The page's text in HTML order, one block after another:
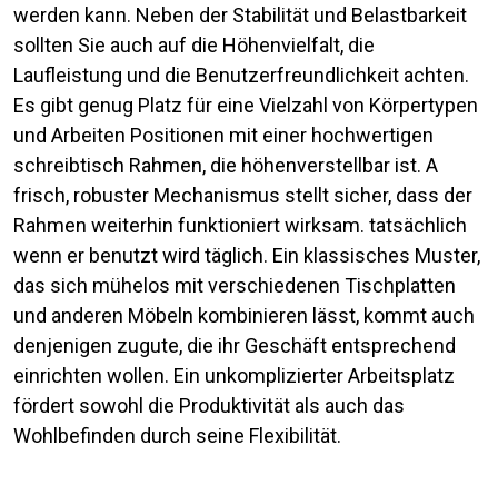
werden kann. Neben der Stabilität und Belastbarkeit
sollten Sie auch auf die Höhenvielfalt, die
Laufleistung und die Benutzerfreundlichkeit achten.
Es gibt genug Platz für eine Vielzahl von Körpertypen
und Arbeiten Positionen mit einer hochwertigen
schreibtisch Rahmen, die höhenverstellbar ist. A
frisch, robuster Mechanismus stellt sicher, dass der
Rahmen weiterhin funktioniert wirksam. tatsächlich
wenn er benutzt wird täglich. Ein klassisches Muster,
das sich mühelos mit verschiedenen Tischplatten
und anderen Möbeln kombinieren lässt, kommt auch
denjenigen zugute, die ihr Geschäft entsprechend
einrichten wollen. Ein unkomplizierter Arbeitsplatz
fördert sowohl die Produktivität als auch das
Wohlbefinden durch seine Flexibilität.